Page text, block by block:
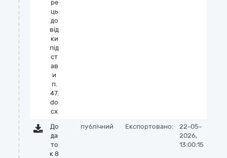
ре
ць
до
від
ки
під
ст
ав
и
п.
47.
do
cx
До
да
то
к 8
публічний Експортовано:
22-05-
2026,
13:00:15